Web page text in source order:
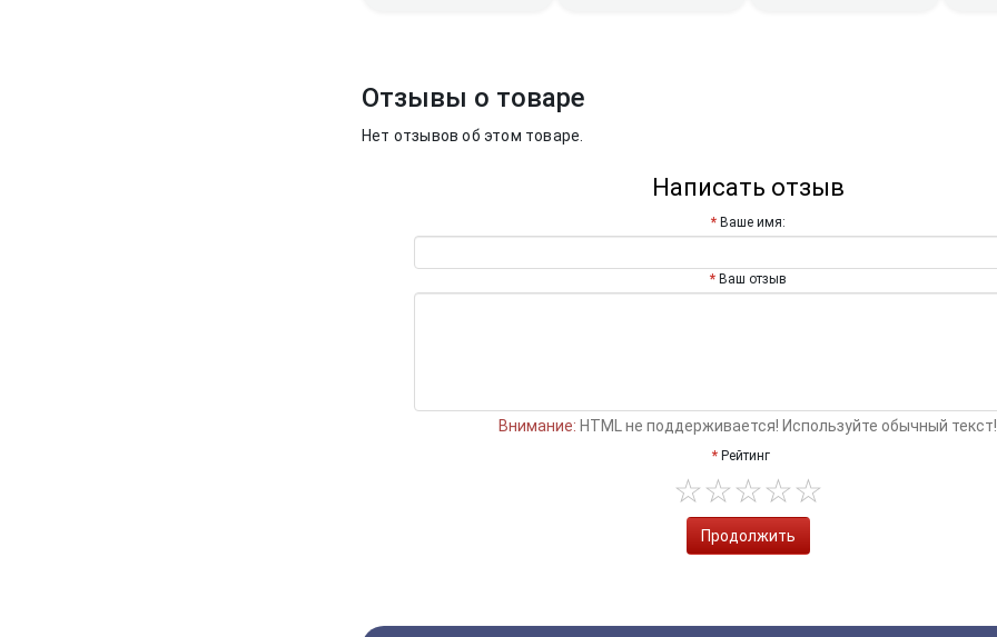
Отзывы о товаре
Нет отзывов об этом товаре.
Написать отзыв
Ваше имя:
Ваш отзыв
Внимание: HTML не поддерживается! Используйте обычный текст!
Рейтинг
Продолжить